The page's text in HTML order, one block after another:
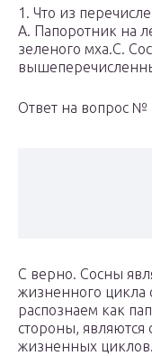
1. Что из
A. Папоротник на
зеленого мха.C.
Ответ на вопрос №
С верно. Сосны
жизненного цикла
распознаем как
стороны, являются
жизненных циклов.